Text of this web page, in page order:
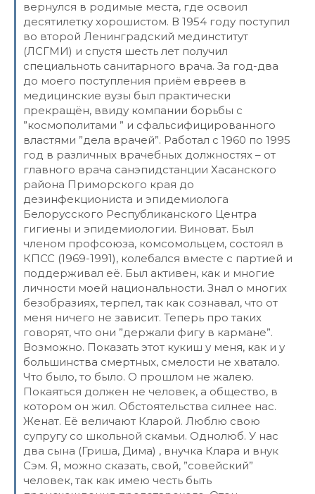
вернулся в родимые места, где освоил
десятилетку хорошистом. В 1954 году поступил
во второй Ленинградский мединститут
(ЛСГМИ) и спустя шесть лет получил
специальноть санитарного врача. За год-два
до моего поступления приём евреев в
медицинские вузы был практически
прекращён, ввиду компании борьбы с
”космополитами ” и сфальсифицированного
властями ”дела врачей”. Работал с 1960 по 1995
год в различных врачебных должностях – от
главного врача санэпидстанции Хасанского
района Приморского края до
дезинфекциониста и эпидемиолога
Белорусского Республиканского Центра
гигиены и эпидемиологии. Виноват. Был
членом профсоюза, комсомольцем, состоял в
КПСС (1969-1991), колебался вместе с партией и
поддерживал её. Был активен, как и многие
личности моей национальности. Знал о многих
безобразиях, терпел, так как сознавал, что от
меня ничего не зависит. Теперь про таких
говорят, что они ”держали фигу в кармане”.
Возможно. Показать этот кукиш у меня, как и у
большинства смертных, смелости не хватало.
Что было, то было. О прошлом не жалею.
Покаяться должен не человек, а общество, в
котором он жил. Обстоятельства силнее нас.
Женат. Её величают Кларой. Люблю свою
супругу со школьной скамьи. Однолюб. У нас
два сына (Гриша, Дима) , внучка Клара и внук
Сэм. Я, можно сказать, свой, ”совейский”
человек, так как имею честь быть